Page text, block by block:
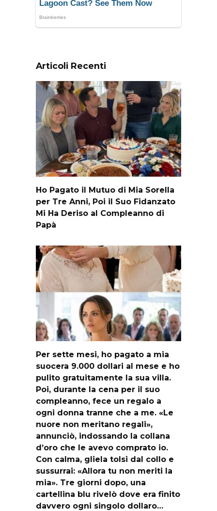
Articoli Recenti
Ho Pagato il Mutuo di Mia Sorella
per Tre Anni, Poi il Suo Fidanzato
Mi Ha Deriso al Compleanno di
Papà
Per sette mesi, ho pagato a mia
suocera 9.000 dollari al mese e ho
pulito gratuitamente la sua villa.
Poi, durante la cena per il suo
compleanno, fece un regalo a
ogni donna tranne che a me. «Le
nuore non meritano regali»,
annunciò, indossando la collana
d’oro che le avevo comprato io.
Con calma, gliela tolsi dal collo e
sussurrai: «Allora tu non meriti la
mia». Tre giorni dopo, una
cartellina blu rivelò dove era finito
davvero ogni singolo dollaro…